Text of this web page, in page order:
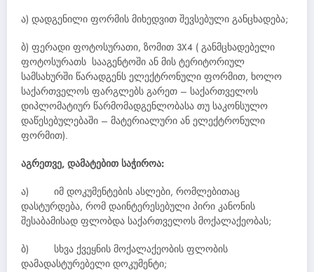
ა) დადგენილი ფორმის მიხედვით შევსებული განცხადება;
ბ) ფერადი ფოტოსურათი, ზომით 3X4 ( განმცხადებელი
ფოტოსურათს სააგენტოში ან მის ტერიტორიულ
სამსახურში წარადგენს ელექტრონული ფორმით, ხოლო
საქართველოს ფარგლებს გარეთ – საქართველოს
დიპლომატიურ წარმომადგენლობასა თუ საკონსულო
დაწესებულებაში – მატერიალური ან ელექტრონული
ფორმით).
აგრეთვე, დამატებით საჭიროა:
ა) იმ დოკუმენტების ასლები, რომლებითაც
დასტურდება, რომ დაინტერესებული პირი კანონის
შესაბამისად ფლობდა საქართველოს მოქალაქეობას;
ბ) სხვა ქვეყნის მოქალაქეობის ფლობის
დამადასტურებელი დოკუმენტი;